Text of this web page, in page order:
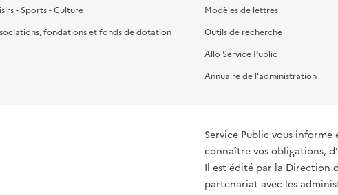
- Sports - Culture
fondations et fonds de dotation
Modèles de lettres
Outils de recherche
Allo Service Public
Annuaire de l'administration
Service Public vous
connaître vos obligations,
Il est édité par la Direction
partenariat avec les